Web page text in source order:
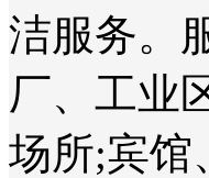
洁服务。
厂、工业
场所;宾馆